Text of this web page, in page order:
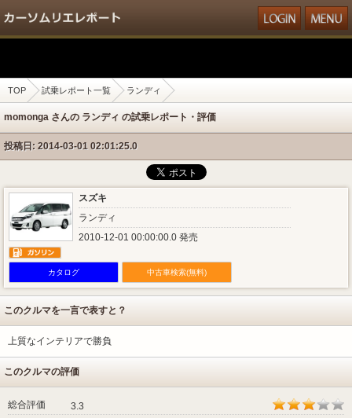
TOP 試乗レポート一覧 ランディ
momonga さんの ランディ の試乗レポート・評価
投稿日: 2014-03-01 02:01:25.0
スズキ
ランディ
2010-12-01 00:00:00.0 発売
カタログ 中古車検索(無料)
このクルマを一言で表すと？
上質なインテリアで勝負
このクルマの評価
総合評価
3.3